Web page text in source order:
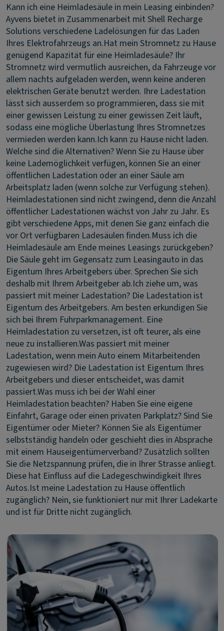
Kann ich eine Heimladesäule in mein Leasing einbinden?
Ayvens bietet in Zusammenarbeit mit Shell Recharge
Solutions verschiedene Ladelösungen für das Laden
Ihres Elektrofahrzeugs an.Hat mein Stromnetz zu Hause
genügend Kapazität für eine Heimladesäule? Ihr
Stromnetz wird vermutlich ausreichen, da Fahrzeuge vor
allem nachts aufgeladen werden, wenn keine anderen
elektrischen Geräte benutzt werden. Ihre Ladestation
lässt sich ausserdem so programmieren, dass sie mit
einer gewissen Leistung zu einer gewissen Zeit läuft,
sodass eine mögliche Überlastung Ihres Stromnetzes
vermieden werden kann.Ich kann zu Hause nicht laden.
Welche sind die Alternativen?Wenn Sie zu Hause über
keine Lademöglichkeit verfügen, können Sie an einer
öffentlichen Ladestation oder an einer Säule am
Arbeitsplatz laden (wenn solche zur Verfügung stehen).
Heimladestationen sind nicht zwingend, denn die Anzahl
öffentlicher Ladestationen wächst von Jahr zu Jahr. Es
gibt verschiedene Apps, mit denen Sie ganz einfach die
vor Ort verfügbaren Ladesäulen finden.Muss ich die
Heimladesäule am Ende meines Leasings zurückgeben?
Die Säule geht im Gegensatz zum Leasingauto in das
Eigentum Ihres Arbeitgebers über. Sprechen Sie sich
deshalb mit Ihrem Arbeitgeber ab.Ich ziehe um, was
passiert mit meiner Ladestation? Die Ladestation ist
Eigentum des Arbeitgebers. Am besten erkundigen Sie
sich bei Ihrem Fuhrparkmanagement. Eine
Heimladestation zu versetzen, ist oft teurer, als eine
neue zu installieren.Was passiert mit meiner
Ladestation, wenn mein Auto einem Mitarbeitenden
zugewiesen wird? Die Ladestation ist Eigentum Ihres
Arbeitgebers und dieser entscheidet, was damit
passiert.Was muss ich bei der Wahl einer
Heimladestation beachten? Haben Sie eine eigene
Einfahrt, Garage oder einen privaten Parkplatz? Sind Sie
Eigentümer oder Mieter? Können Sie als Eigentümer
selbstständig handeln oder geschieht dies in Absprache
mit einem Hauseigentümerverband? Zusätzlich sollten
Sie die Netzspannung prüfen, die in Ihrer Strasse anliegt.
Diese hat Einfluss auf die Ladegeschwindigkeit Ihres
Autos.Ist meine Ladestation zu Hause öffentlich
zugänglich? Nein, sie funktioniert nur mit Ihrer Ladekarte
und ist für Dritte nicht zugänglich.